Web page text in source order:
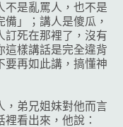
不是亂罵人，也不是
」；講人是傻瓜，
訂死在那裡了，沒有
這樣講話是完全違背
要再如此講，搞懂神
，弟兄姐妹對他而言
看出來，他說：